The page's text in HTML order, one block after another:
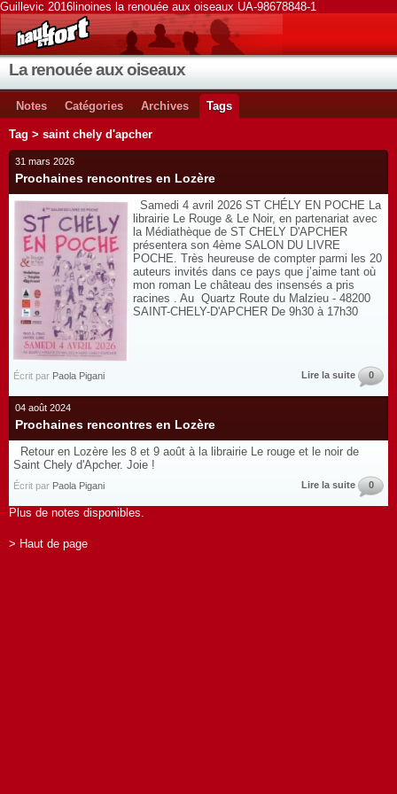
Guillevic 2016linoines la renouée aux oiseaux UA-98678848-1
La renouée aux oiseaux
Notes Catégories Archives Tags
Tag > saint chely d'apcher
31 mars 2026
Prochaines rencontres en Lozère
Samedi 4 avril 2026 ST CHÉLY EN POCHE La
librairie Le Rouge & Le Noir, en partenariat avec
la Médiathèque de ST CHELY D'APCHER
présentera son 4ème SALON DU LIVRE
POCHE. Très heureuse de compter parmi les 20
auteurs invités dans ce pays que j’aime tant où
mon roman Le château des insensés a pris
racines . Au Quartz Route du Malzieu - 48200
SAINT-CHELY-D'APCHER De 9h30 à 17h30
Écrit par Paola Pigani Lire la suite 0
04 août 2024
Prochaines rencontres en Lozère
Retour en Lozère les 8 et 9 août à la librairie Le rouge et le noir de
Saint Chely d'Apcher. Joie !
Écrit par Paola Pigani Lire la suite 0
Plus de notes disponibles.
> Haut de page